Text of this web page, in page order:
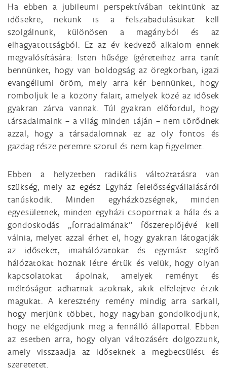
Ha ebben a jubileumi perspektívában tekintünk az
idősekre, nekünk is a felszabadulásukat kell
szolgálnunk, különösen a magányból és az
elhagyatottságból. Ez az év kedvező alkalom ennek
megvalósítására: Isten hűsége ígéreteihez arra tanít
bennünket, hogy van boldogság az öregkorban, igazi
evangéliumi öröm, mely arra kér bennünket, hogy
romboljuk le a közöny falait, amelyek közé az idősek
gyakran zárva vannak. Túl gyakran előfordul, hogy
társadalmaink – a világ minden táján – nem törődnek
azzal, hogy a társadalomnak ez az oly fontos és
gazdag része peremre szorul és nem kap figyelmet.
Ebben a helyzetben radikális változtatásra van
szükség, mely az egész Egyház felelősségvállalásáról
tanúskodik. Minden egyházközségnek, minden
egyesületnek, minden egyházi csoportnak a hála és a
gondoskodás „forradalmának” főszereplőjévé kell
válnia, melyet azzal érhet el, hogy gyakran látogatják
az időseket, imahálózatokat és egymást segítő
hálózatokat hoznak létre értük és velük, hogy olyan
kapcsolatokat ápolnak, amelyek reményt és
méltóságot adhatnak azoknak, akik elfelejtve érzik
magukat. A keresztény remény mindig arra sarkall,
hogy merjünk többet, hogy nagyban gondolkodjunk,
hogy ne elégedjünk meg a fennálló állapottal. Ebben
az esetben arra, hogy olyan változásért dolgozzunk,
amely visszaadja az időseknek a megbecsülést és
szeretetet.